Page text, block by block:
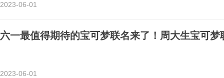
2023-06-01
六一最值得期待的宝可梦联名来了！周大生宝可梦
2023-06-01